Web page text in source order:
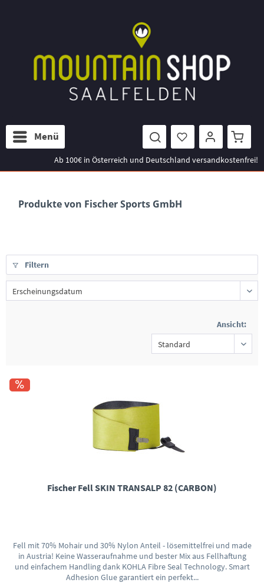
Menü
Ab 100€ in Österreich und Deutschland versandkostenfrei!
Produkte von Fischer Sports GmbH
Filtern
Ansicht:
Fischer Fell SKIN TRANSALP 82 (CARBON)
Fell mit 70% Mohair und 30% Nylon Anteil - lösemittelfrei und made
in Austria! Keine Wasseraufnahme und bester Mix aus Fellhaftung
und einfachem Handling dank KOHLA Fibre Seal Technology. Smart
Adhesion Glue garantiert ein perfekt...